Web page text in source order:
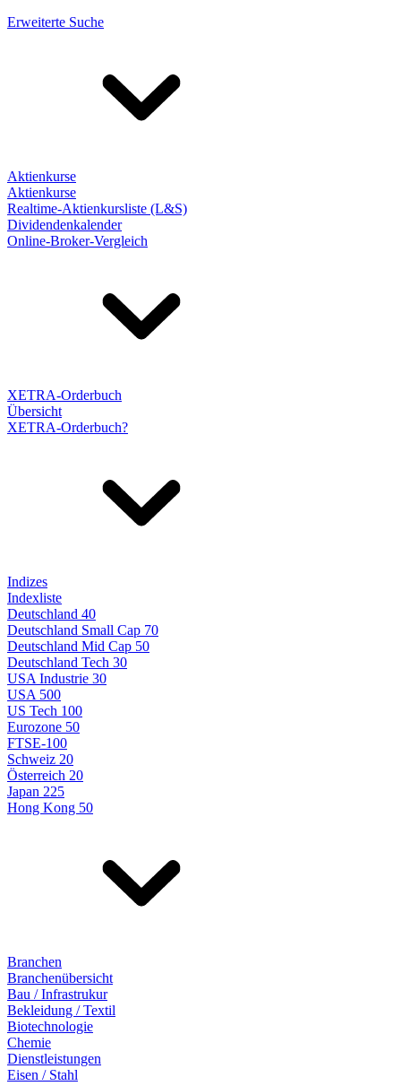
Erweiterte Suche
Aktienkurse
Aktienkurse
Realtime-Aktienkursliste (L&S)
Dividendenkalender
Online-Broker-Vergleich
XETRA-Orderbuch
Übersicht
XETRA-Orderbuch?
Indizes
Indexliste
Deutschland 40
Deutschland Small Cap 70
Deutschland Mid Cap 50
Deutschland Tech 30
USA Industrie 30
USA 500
US Tech 100
Eurozone 50
FTSE-100
Schweiz 20
Österreich 20
Japan 225
Hong Kong 50
Branchen
Branchenübersicht
Bau / Infrastrukur
Bekleidung / Textil
Biotechnologie
Chemie
Dienstleistungen
Eisen / Stahl